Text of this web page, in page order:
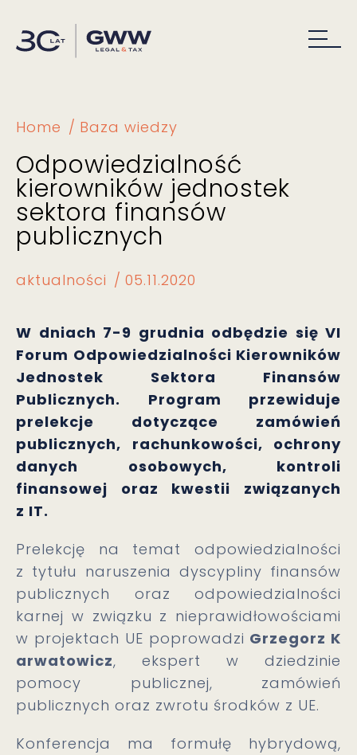
Home Baza wiedzy
Odpowiedzialność
kierowników jednostek
sektora finansów
publicznych
aktualności 05.11.2020
W dniach 7-9 grudnia odbędzie się VI
Forum Odpowiedzialności Kierowników
Jednostek Sektora Finansów
Publicznych. Program przewiduje
prelekcje dotyczące zamówień
publicznych, rachunkowości, ochrony
danych osobowych, kontroli
finansowej oraz kwestii związanych
z IT.
Prelekcję na temat odpowiedzialności
z tytułu naruszenia dyscypliny finansów
publicznych oraz odpowiedzialności
karnej w związku z nieprawidłowościami
w projektach UE poprowadzi Grzegorz K
arwatowicz, ekspert w dziedzinie
pomocy publicznej, zamówień
publicznych oraz zwrotu środków z UE.
Konferencja ma formułę hybrydową,